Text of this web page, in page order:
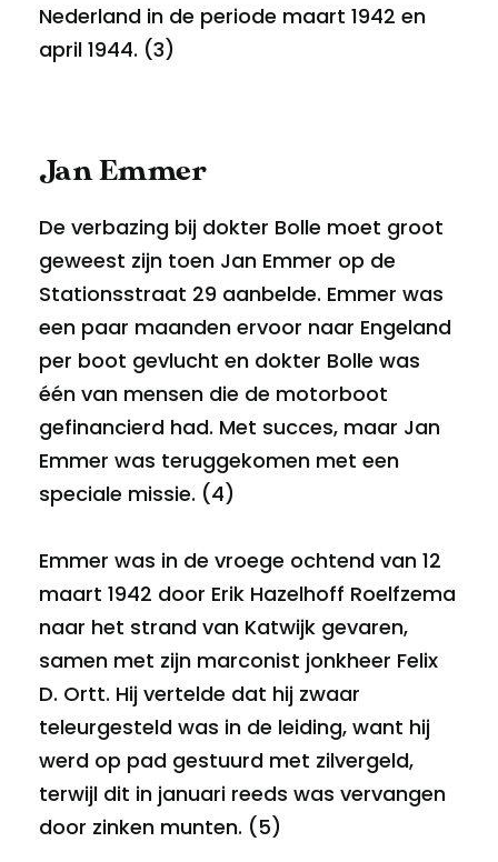
Nederland in de periode maart 1942 en
april 1944. (3)
Jan Emmer
De verbazing bij dokter Bolle moet groot
geweest zijn toen Jan Emmer op de
Stationsstraat 29 aanbelde. Emmer was
een paar maanden ervoor naar Engeland
per boot gevlucht en dokter Bolle was
één van mensen die de motorboot
gefinancierd had. Met succes, maar Jan
Emmer was teruggekomen met een
speciale missie. (4)
Emmer was in de vroege ochtend van 12
maart 1942 door Erik Hazelhoff Roelfzema
naar het strand van Katwijk gevaren,
samen met zijn marconist jonkheer Felix
D. Ortt. Hij vertelde dat hij zwaar
teleurgesteld was in de leiding, want hij
werd op pad gestuurd met zilvergeld,
terwijl dit in januari reeds was vervangen
door zinken munten. (5)